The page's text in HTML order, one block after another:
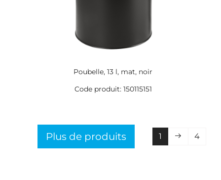
Poubelle, 13 l, mat, noir
Code produit: 150115151
Plus de produits 1 4